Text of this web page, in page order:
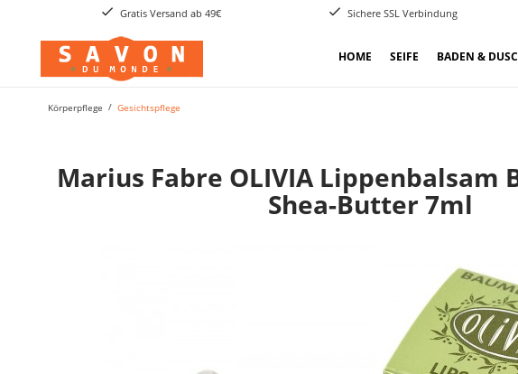
Gratis Versand ab 49€ Sichere SSL Verbindung
HOME SEIFE BADEN &
Körperpflege Gesichtspflege
Marius Fabre OLIVIA Lippenbalsam
Shea-Butter 7ml